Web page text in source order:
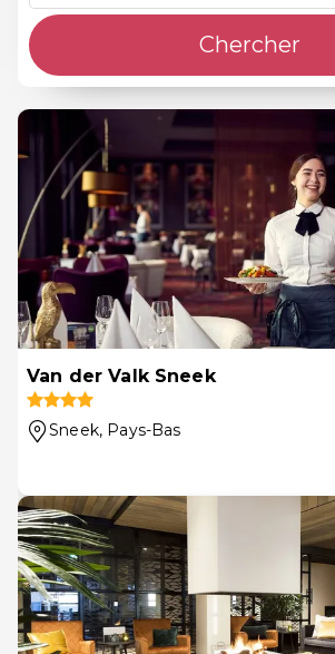
Chercher
Van der Valk Sneek
Sneek, Pays-Bas